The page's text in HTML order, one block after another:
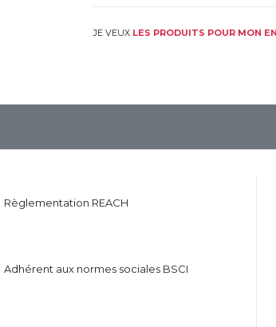
JE VEUX LES PRODUITS POUR MON
Règlementation REACH
Adhérent aux normes sociales BSCI